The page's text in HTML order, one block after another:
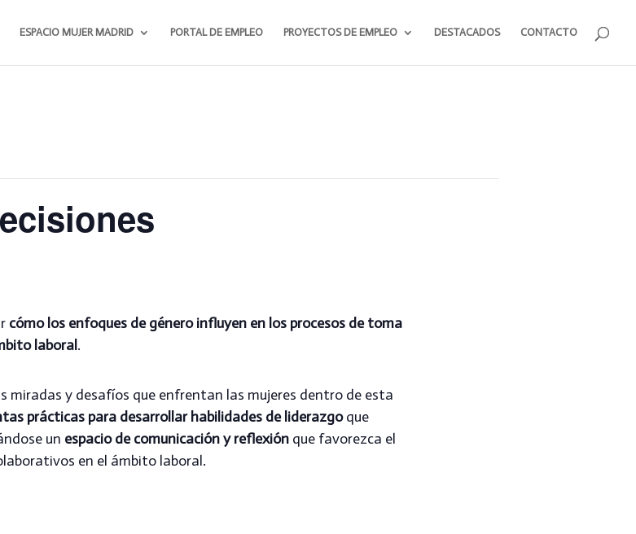
ESPACIO MUJER MADRID PORTAL DE EMPLEO PROYECTOS DE EMPLEO DESTACADOS CONTACTO
cómo los enfoques de género influyen en los procesos de toma
laboral .
miradas y desafíos que enfrentan las mujeres dentro de esta
prácticas para desarrollar habilidades de liderazgoque
un espacio de comunicación y reflexiónque favorezca el
en el ámbito laboral.